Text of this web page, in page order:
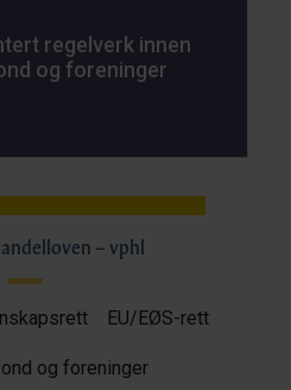
regelverk innen
og foreninger
– vphl
EU/EØS-rett
og foreninger